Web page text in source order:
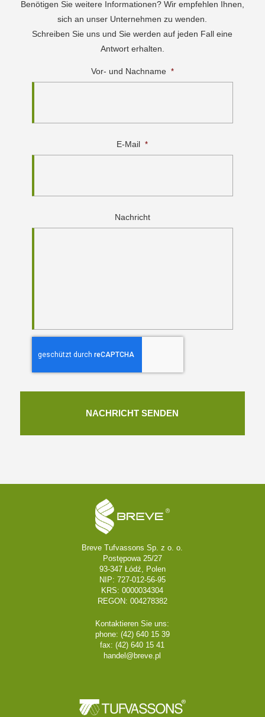
Benötigen Sie weitere Informationen? Wir empfehlen Ihnen,
sich an unser Unternehmen zu wenden.
Schreiben Sie uns und Sie werden auf jeden Fall eine
Antwort erhalten.
Vor- und Nachname *
E-Mail *
Nachricht
Breve Tufvassons Sp. z o. o.
Postępowa 25/27
93-347 Łódź, Polen
NIP: 727-012-56-95
KRS: 0000034304
REGON: 004278382
Kontaktieren Sie uns:
phone: (42) 640 15 39
fax: (42) 640 15 41
handel@breve.pl